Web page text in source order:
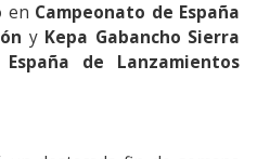
en Campeonato de España
y Kepa Gabancho Sierra
de Lanzamientos